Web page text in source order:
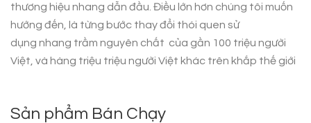
thương hiệu nhang dẫn đầu. Điều lớn hơn chúng tôi muốn
hướng đến, là từng bước thay đổi thói quen sử
dụng nhang trầm nguyên chất của gần 100 triệu người
Việt, và hàng triệu triệu người Việt khác trên khắp thế giới
Sản phẩm Bán Chạy